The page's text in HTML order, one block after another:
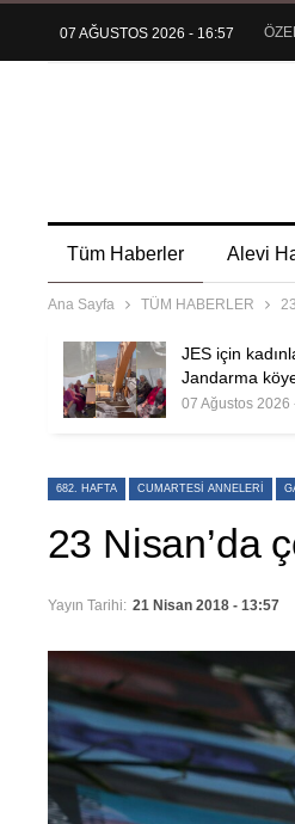
07 AĞUSTOS 2026 - 16:57
Tüm Haberler Alevi
Ana Sayfa TÜM HABERLER
JES için
Jandarma
07 Ağustos 2026
682. HAFTA CUMARTESI ANNELERI
23 Nisan’da
Yayın Tarihi: 21 Nisan 2018 - 13:57